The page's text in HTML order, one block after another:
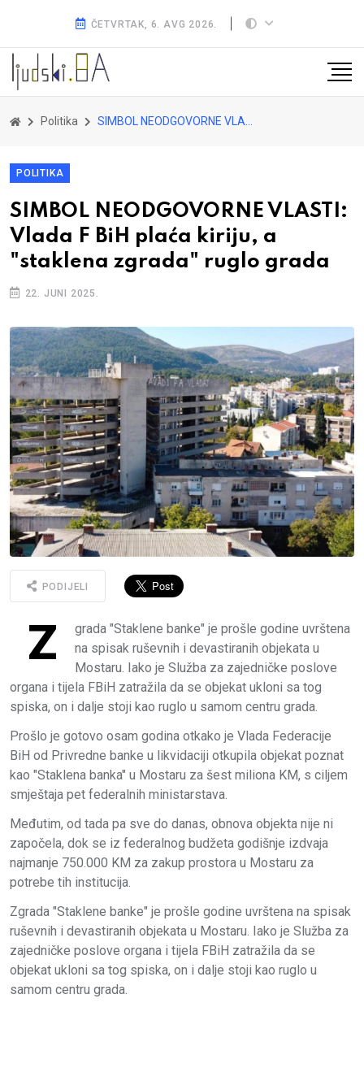
ČETVRTAK, 6. AVG 2026.
Politika SIMBOL NEODGOVORNE VLASTI: Vlada F BiH plaća kiriju, a "staklena zgrada" ruglo grada
POLITIKA
SIMBOL NEODGOVORNE VLASTI:
Vlada F BiH plaća kiriju, a
"staklena zgrada" ruglo grada
22. JUNI 2025.
PODIJELI
Z
grada "Staklene banke" je prošle godine uvrštena
na spisak ruševnih i devastiranih objekata u
Mostaru. Iako je Služba za zajedničke poslove
organa i tijela FBiH zatražila da se objekat ukloni sa tog
spiska, on i dalje stoji kao ruglo u samom centru grada.
Prošlo je gotovo osam godina otkako je Vlada Federacije
BiH od Privredne banke u likvidaciji otkupila objekat poznat
kao "Staklena banka" u Mostaru za šest miliona KM, s ciljem
smještaja pet federalnih ministarstava.
Međutim, od tada pa sve do danas, obnova objekta nije ni
započela, dok se iz federalnog budžeta godišnje izdvaja
najmanje 750.000 KM za zakup prostora u Mostaru za
potrebe tih institucija.
Zgrada "Staklene banke" je prošle godine uvrštena na spisak
ruševnih i devastiranih objekata u Mostaru. Iako je Služba za
zajedničke poslove organa i tijela FBiH zatražila da se
objekat ukloni sa tog spiska, on i dalje stoji kao ruglo u
samom centru grada.